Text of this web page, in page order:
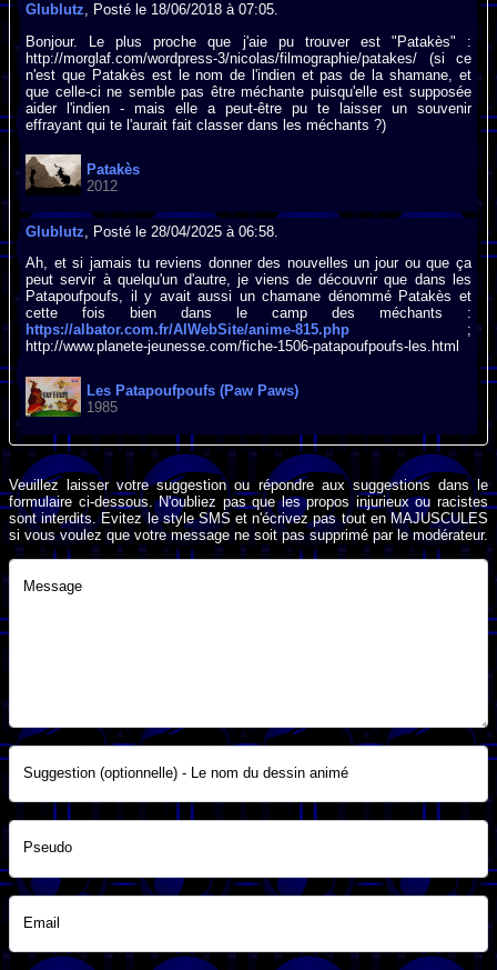
Glublutz, Posté le 18/06/2018 à 07:05.
Bonjour. Le plus proche que j'aie pu trouver est "Patakès" :
http://morglaf.com/wordpress-3/nicolas/filmographie/patakes/ (si ce
n'est que Patakès est le nom de l'indien et pas de la shamane, et
que celle-ci ne semble pas être méchante puisqu'elle est supposée
aider l'indien - mais elle a peut-être pu te laisser un souvenir
effrayant qui te l'aurait fait classer dans les méchants ?)
Patakès
2012
Glublutz, Posté le 28/04/2025 à 06:58.
Ah, et si jamais tu reviens donner des nouvelles un jour ou que ça
peut servir à quelqu'un d'autre, je viens de découvrir que dans les
Patapoufpoufs, il y avait aussi un chamane dénommé Patakès et
cette fois bien dans le camp des méchants :
https://albator.com.fr/AlWebSite/anime-815.php ;
http://www.planete-jeunesse.com/fiche-1506-patapoufpoufs-les.html
Les Patapoufpoufs (Paw Paws)
1985
Veuillez laisser votre suggestion ou répondre aux suggestions dans le
formulaire ci-dessous. N'oubliez pas que les propos injurieux ou racistes
sont interdits. Evitez le style SMS et n'écrivez pas tout en MAJUSCULES
si vous voulez que votre message ne soit pas supprimé par le modérateur.
Message
Suggestion (optionnelle) - Le nom du dessin animé
Pseudo
Email